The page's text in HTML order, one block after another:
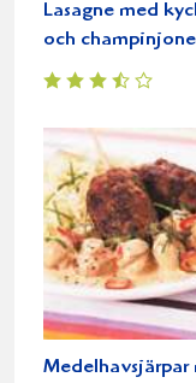
Lasagne med
och
Medelhavsjärpar